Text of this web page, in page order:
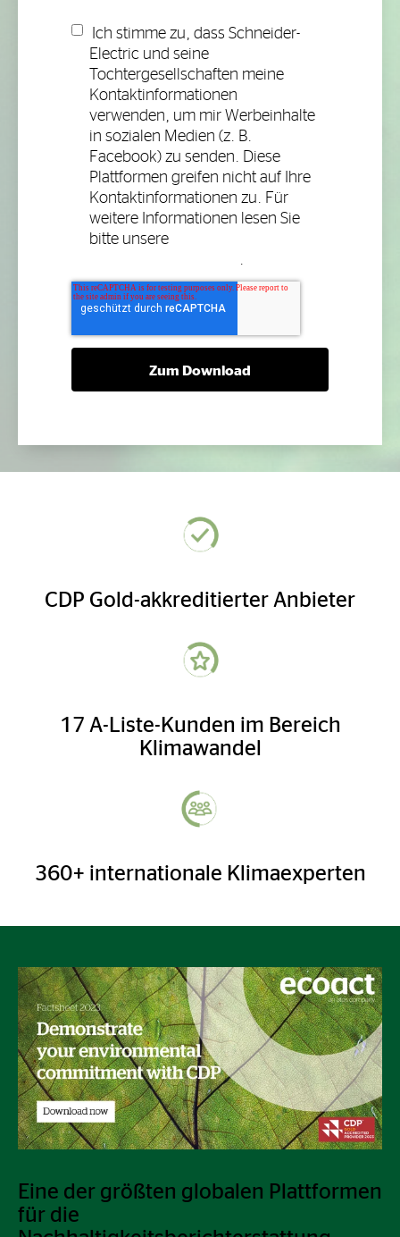
Ich stimme zu, dass Schneider-
Electric und seine
Tochtergesellschaften meine
Kontaktinformationen
verwenden, um mir Werbeinhalte
in sozialen Medien (z. B.
Facebook) zu senden. Diese
Plattformen greifen nicht auf Ihre
Kontaktinformationen zu. Für
weitere Informationen lesen Sie
bitte unsere
.
CDP Gold-akkreditierter Anbieter
17 A-Liste-Kunden im Bereich
Klimawandel
360+ internationale Klimaexperten
Eine der größten globalen Plattformen
für die